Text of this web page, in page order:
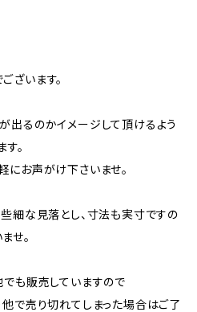
ざいます。
出るのかイメージして頂けるよう
。
にお声がけ下さいませ。
細な見落とし、寸法も実寸ですの
せ。
も販売していますので
他で売り切れてしまった場合はご了